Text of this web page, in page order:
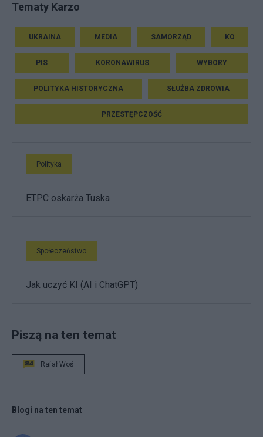
Tematy Karzo
UKRAINA MEDIA SAMORZĄD KO
PIS KORONAWIRUS WYBORY
POLITYKA HISTORYCZNA SŁUŻBA ZDROWIA
PRZESTĘPCZOŚĆ
Polityka
ETPC oskarża Tuska
Społeczeństwo
Jak uczyć KI (AI i ChatGPT)
Piszą na ten temat
Rafał Woś
Blogi na ten temat